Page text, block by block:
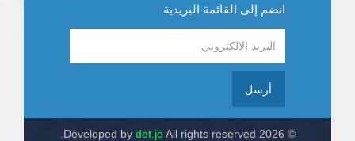
انضم إلى القائمة البريدية
أرسل
© 2026 Developed by
dot.joAll rights reserved.